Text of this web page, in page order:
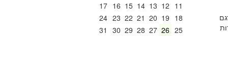
11
12
13
14
15
16
17
18
19
20
21
22
23
24
25
26
27
28
29
30
31